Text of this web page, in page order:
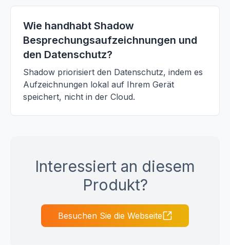
Wie handhabt Shadow
Besprechungsaufzeichnungen und
den Datenschutz?
Shadow priorisiert den Datenschutz, indem es
Aufzeichnungen lokal auf Ihrem Gerät
speichert, nicht in der Cloud.
Interessiert an diesem
Produkt?
Besuchen Sie die Webseite